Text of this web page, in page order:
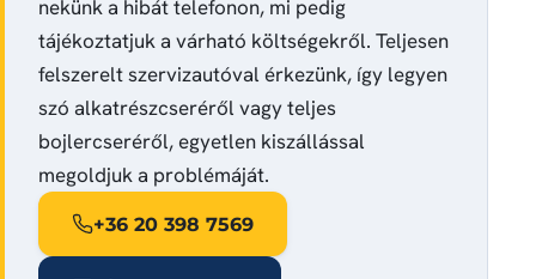
nekünk a hibát telefonon, mi pedig
tájékoztatjuk a várható költségekről. Teljesen
felszerelt szervizautóval érkezünk, így legyen
szó alkatrészcseréről vagy teljes
bojlercseréről, egyetlen kiszállással
megoldjuk a problémáját.
+36 20 398 7569